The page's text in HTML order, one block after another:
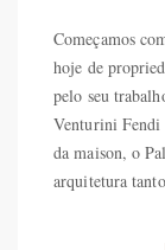
Começamos
hoje de
pelo seu
Venturini Fendi
da maison, o
arquitetura